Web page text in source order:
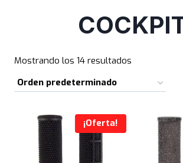
Mostrando los 14 resultados
¡Oferta!